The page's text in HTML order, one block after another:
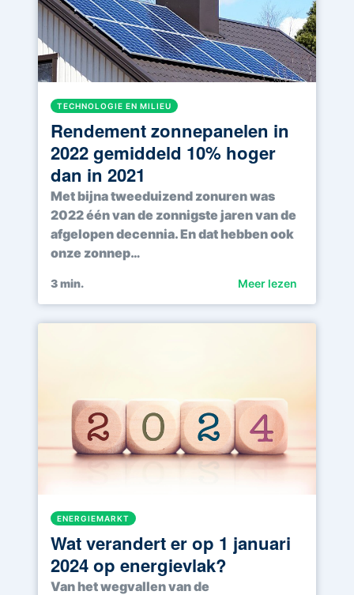
TECHNOLOGIE EN MILIEU
Rendement zonnepanelen in
2022 gemiddeld 10% hoger
dan in 2021
Met bijna tweeduizend zonuren was
2022 één van de zonnigste jaren van de
afgelopen decennia. En dat hebben ook
onze zonnep…
3min. Meer lezen
ENERGIEMARKT
Wat verandert er op 1 januari
2024 op energievlak?
Van het wegvallen van de